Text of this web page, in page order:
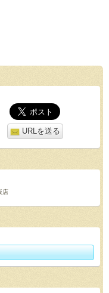
URLを送る